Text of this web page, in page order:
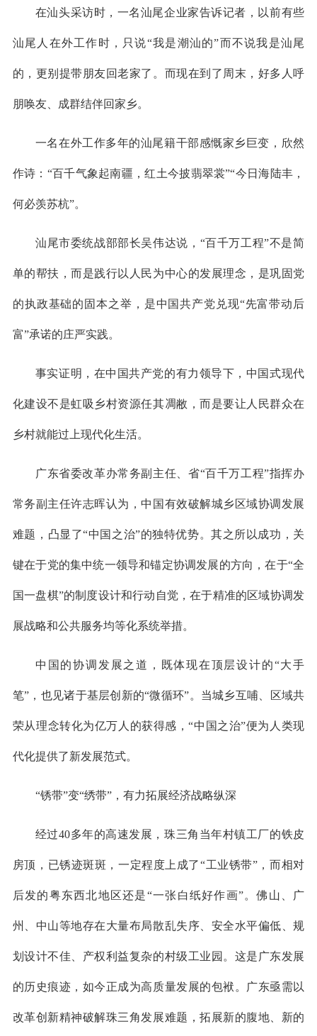
在汕头采访时，一名汕尾企业家告诉记者，以前有些
汕尾人在外工作时，只说“我是潮汕的”而不说我是汕尾
的，更别提带朋友回老家了。而现在到了周末，好多人呼
朋唤友、成群结伴回家乡。
一名在外工作多年的汕尾籍干部感慨家乡巨变，欣然
作诗：“百千气象起南疆，红土今披翡翠裳”“今日海陆丰，
何必羡苏杭”。
汕尾市委统战部部长吴伟达说，“百千万工程”不是简
单的帮扶，而是践行以人民为中心的发展理念，是巩固党
的执政基础的固本之举，是中国共产党兑现“先富带动后
富”承诺的庄严实践。
事实证明，在中国共产党的有力领导下，中国式现代
化建设不是虹吸乡村资源任其凋敝，而是要让人民群众在
乡村就能过上现代化生活。
广东省委改革办常务副主任、省“百千万工程”指挥办
常务副主任许志晖认为，中国有效破解城乡区域协调发展
难题，凸显了“中国之治”的独特优势。其之所以成功，关
键在于党的集中统一领导和锚定协调发展的方向，在于“全
国一盘棋”的制度设计和行动自觉，在于精准的区域协调发
展战略和公共服务均等化系统举措。
中国的协调发展之道，既体现在顶层设计的“大手
笔”，也见诸于基层创新的“微循环”。当城乡互哺、区域共
荣从理念转化为亿万人的获得感，“中国之治”便为人类现
代化提供了新发展范式。
“锈带”变“绣带”，有力拓展经济战略纵深
经过40多年的高速发展，珠三角当年村镇工厂的铁皮
房顶，已锈迹斑斑，一定程度上成了“工业锈带”，而相对
后发的粤东西北地区还是“一张白纸好作画”。佛山、广
州、中山等地存在大量布局散乱失序、安全水平偏低、规
划设计不佳、产权利益复杂的村级工业园。这是广东发展
的历史痕迹，如今正成为高质量发展的包袱。广东亟需以
改革创新精神破解珠三角发展难题，拓展新的腹地、新的